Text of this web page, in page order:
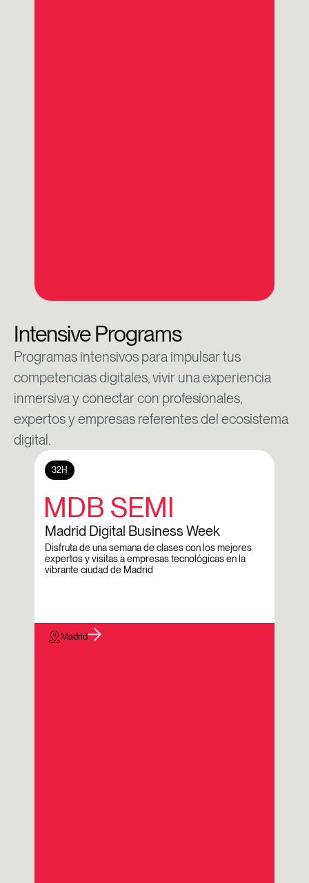
Intensive Programs
Programas intensivos para impulsar tus
competencias digitales, vivir una experiencia
inmersiva y conectar con profesionales,
expertos y empresas referentes del ecosistema
digital.
32H
MDB SEMI
Madrid Digital Business Week
Disfruta de una semana de clases con los mejores
expertos y visitas a empresas tecnológicas en la
vibrante ciudad de Madrid
Madrid